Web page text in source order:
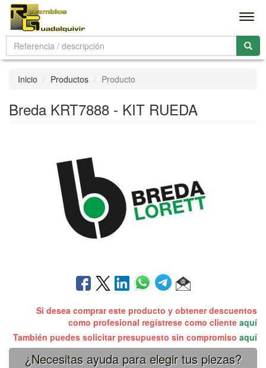
Inicio Productos Producto
Breda KRT7888 - KIT RUEDA
Si desea comprar este producto y obtener descuentos
como profesional regístrese como cliente aquí
También puedes solicitar presupuesto sin compromiso aquí
¿Necesitas ayuda para elegir tus piezas?